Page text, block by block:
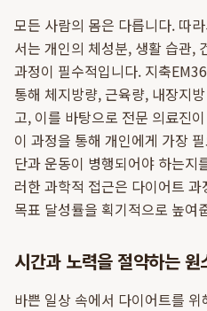
모든 사람의 몸은 다릅니다. 따
서는 개인의 체성분, 생활 습관,
과정이 필수적입니다. 지축
통해 체지방량, 근육량, 내장지
고, 이를 바탕으로 전문 의료진
이 과정을 통해 개인에게 가장
단과 운동이 병행되어야 하는지
러한 과학적 접근은 다이어트
목표 달성률을 획기적으로 높여
시간과 노력을 절약하는 원
바쁜 일상 속에서 다이어트를